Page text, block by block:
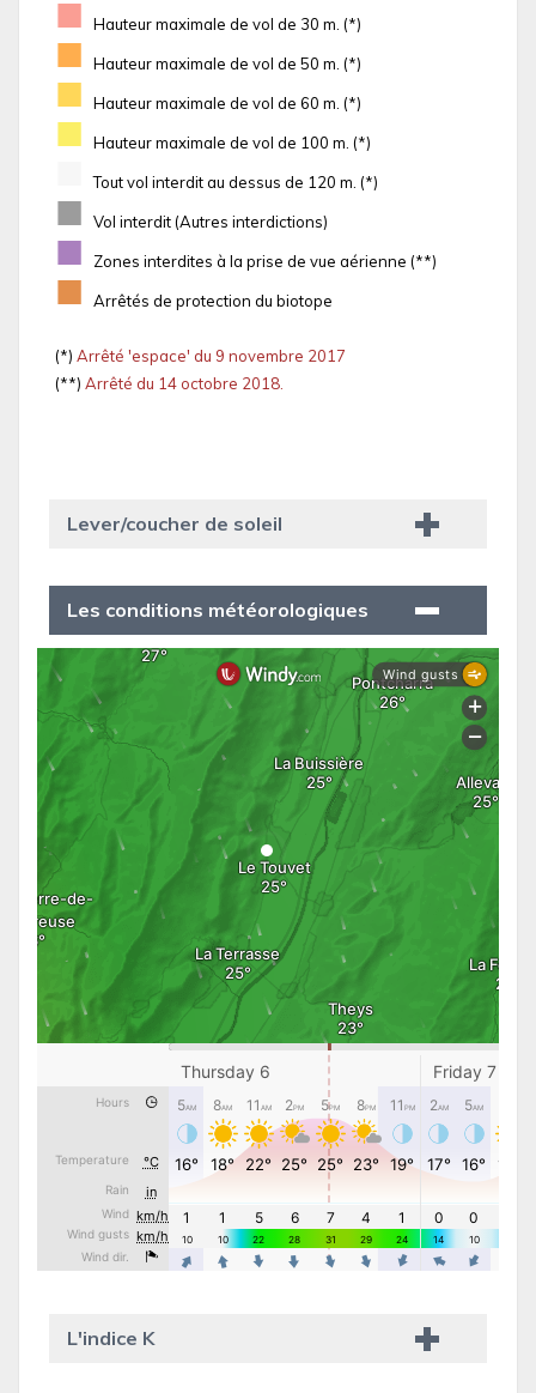
■ Hauteur maximale de vol de 30 m. (*)
■ Hauteur maximale de vol de 50 m. (*)
■ Hauteur maximale de vol de 60 m. (*)
■ Hauteur maximale de vol de 100 m. (*)
Tout vol interdit au dessus de 120 m. (*)
■ Vol interdit (Autres interdictions)
■ Zones interdites à la prise de vue aérienne (**)
■ Arrêtés de protection du biotope
(*) Arrêté 'espace' du 9 novembre 2017
(**) Arrêté du 14 octobre 2018.
Lever/coucher de soleil
Les conditions météorologiques
L'indice K